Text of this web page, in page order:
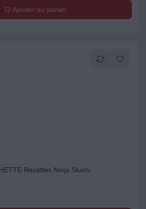
Ajouter au panier
Recettes Ninja Slushi